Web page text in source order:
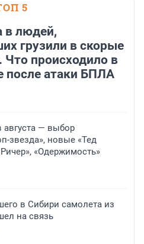
5
в людей,
грузили в скорые
Что происходило в
после атаки БПЛА
августа — выбор
звезда», новые «Тед
«Одержимость»
в Сибири самолета из
на связь